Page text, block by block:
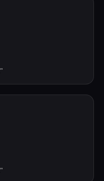
"
"